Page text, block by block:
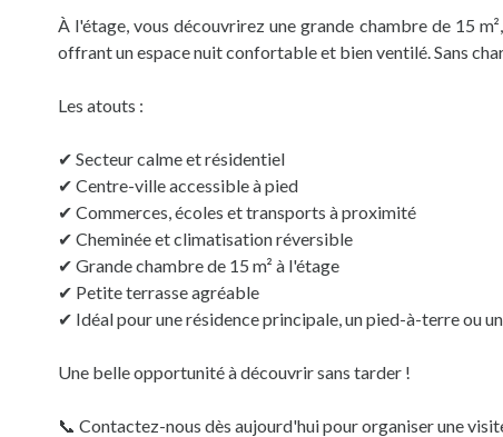
À l'étage, vous découvrirez une grande chambre de 15
offrant un espace nuit confortable et bien ventilé. Sans
Les atouts :
✔ Secteur calme et résidentiel
✔ Centre-ville accessible à pied
✔ Commerces, écoles et transports à proximité
✔ Cheminée et climatisation réversible
✔ Grande chambre de 15 m² à l'étage
✔ Petite terrasse agréable
✔ Idéal pour une résidence principale, un pied-à-terre ou
Une belle opportunité à découvrir sans tarder !
📞 Contactez-nous dès aujourd'hui pour organiser une